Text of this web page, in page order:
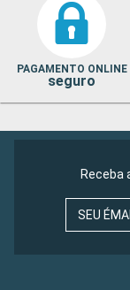
PAGAMENTO ONLINE
seguro
Receba
SEU